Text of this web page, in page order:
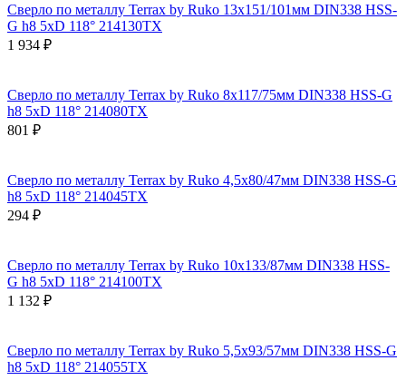
Сверло по металлу Terrax by Ruko 13x151/101мм DIN338 HSS-
G h8 5xD 118° 214130TX
1 934 ₽
Сверло по металлу Terrax by Ruko 8x117/75мм DIN338 HSS-G
h8 5xD 118° 214080TX
801 ₽
Сверло по металлу Terrax by Ruko 4,5x80/47мм DIN338 HSS-G
h8 5xD 118° 214045TX
294 ₽
Сверло по металлу Terrax by Ruko 10x133/87мм DIN338 HSS-
G h8 5xD 118° 214100TX
1 132 ₽
Сверло по металлу Terrax by Ruko 5,5x93/57мм DIN338 HSS-G
h8 5xD 118° 214055TX